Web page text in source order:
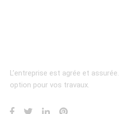
L’entreprise est agrée et assurée.
option pour vos travaux.